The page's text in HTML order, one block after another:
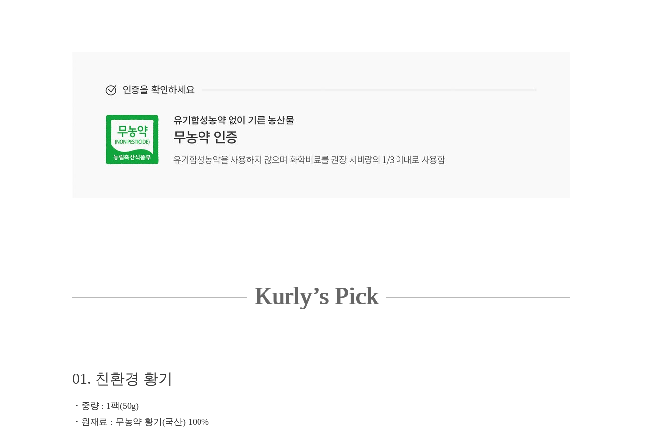
Kurly’s Pick
01. 친환경 황기
・중량 : 1팩(50g)
・원재료 : 무농약 황기(국산) 100%